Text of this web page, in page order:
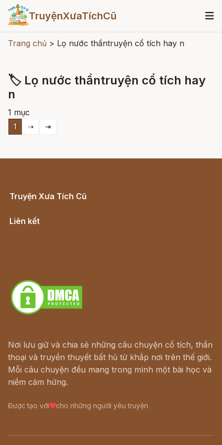
TruyệnXưaTíchCũ
Trang chủ > Lọ nước thầntruyện cổ tích hay n
🏷 Lọ nước thầntruyện cổ tích hay
n
1 mục
1 ⇢ ⇥
Truyện Xưa Tích Cũ
Liên kết
Nơi lưu giữ và chia sẻ những câu chuyện cổ tích, thần
thoại và truyền thuyết bất hủ từ khắp nơi trên thế giới.
Mỗi câu chuyện đều mang trong mình một bài học và
niềm cảm hứng.
Được tạo với cho những người yêu truyện